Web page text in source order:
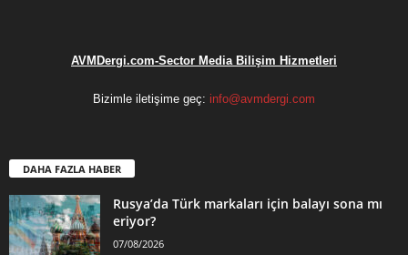
AVMDergi.com-Sector Media Bilişim Hizmetleri
Bizimle iletişime geç: info@avmdergi.com
DAHA FAZLA HABER
Rusya’da Türk markaları için balayı sona mı
eriyor?
07/08/2026